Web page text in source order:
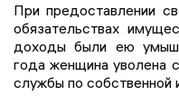
При предоставлении
обязательствах
доходы были ею
года женщина уволена
службы по собственной